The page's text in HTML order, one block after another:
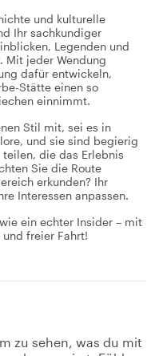
und kulturelle
Ihr sachkundiger
Legenden und
Mit jeder Wendung
dafür entwickeln,
Stätte einen so
einnimmt.
Stil mit, sei es in
und sie sind begierig
die das Erlebnis
Sie die Route
erkunden? Ihr
Interessen anpassen.
ein echter Insider – mit
freier Fahrt!
zu sehen, was du mit